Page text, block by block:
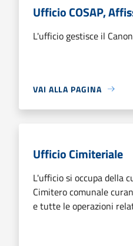
Ufficio COSAP,
L'ufficio gestisce il
VAI ALLA PAGINA
Ufficio Cimiteriale
L'ufficio si occupa della
Cimitero comunale
e tutte le operazioni